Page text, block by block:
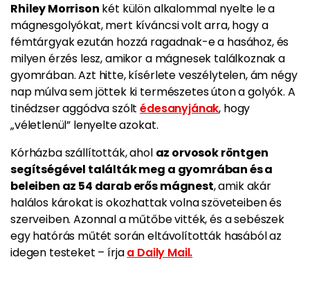
Rhiley Morrison két külön alkalommal nyelte le a
mágnesgolyókat, mert kíváncsi volt arra, hogy a
fémtárgyak ezután hozzá ragadnak-e a hasához, és
milyen érzés lesz, amikor a mágnesek találkoznak a
gyomrában.Azt hitte, kísérlete veszélytelen, ám négy
nap múlva sem jöttek ki természetes úton a golyók. A
tinédzser aggódva szóltédesanyjának, hogy
„véletlenül” lenyelte azokat.
Kórházba szállították, ahol az orvosok röntgen
segítségével találták meg a gyomrában és a
beleiben az 54 darab erős mágnest, amik akár
halálos károkat is okozhattak volna szöveteiben és
szerveiben. Azonnal a műtőbe vitték, és a sebészek
egy hatórás műtét során eltávolították hasából az
idegen testeket – írjaa Daily Mail.